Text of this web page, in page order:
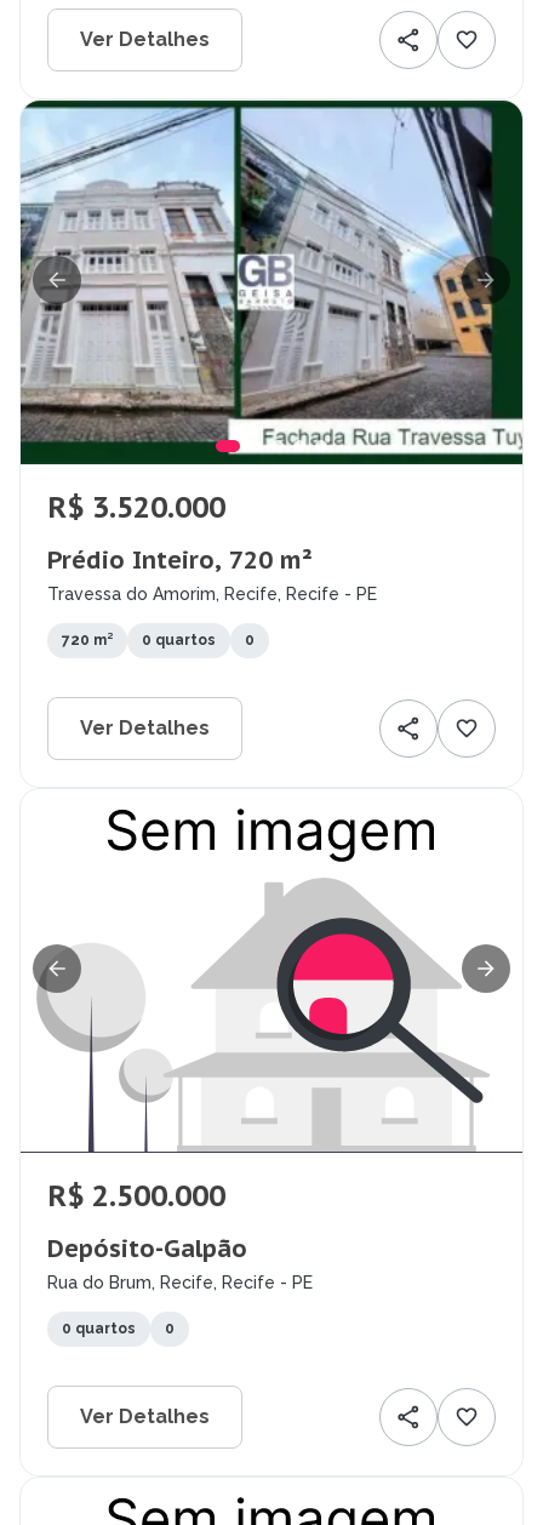
Ver Detalhes
R$ 3.520.000
Prédio Inteiro, 720 m²
Travessa do Amorim, Recife, Recife - PE
720 m² 0 quartos 0
Ver Detalhes
R$ 2.500.000
Depósito-Galpão
Rua do Brum, Recife, Recife - PE
0 quartos 0
Ver Detalhes